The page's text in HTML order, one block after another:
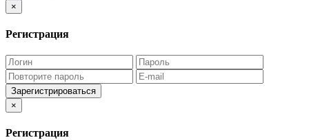
×
Регистрация
Зарегистрироваться
×
Регистрация